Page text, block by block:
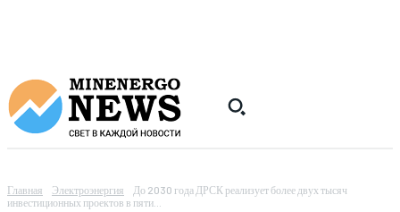
Главная Электроэнергия
До 2030 года ДРСК реализует более двух тысяч
инвестиционных проектов в пяти...